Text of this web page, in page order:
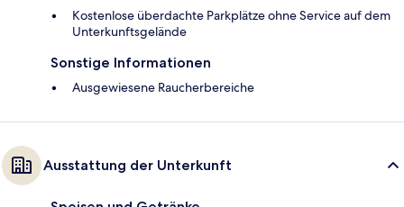
Kostenlose überdachte Parkplätze ohne Service auf dem
Unterkunftsgelände
Sonstige Informationen
Ausgewiesene Raucherbereiche
Ausstattung der Unterkunft